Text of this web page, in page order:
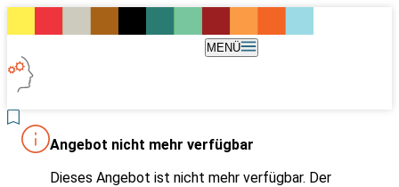
MENÜ
Angebot nicht mehr verfügbar
Dieses Angebot ist nicht mehr verfügbar. Der